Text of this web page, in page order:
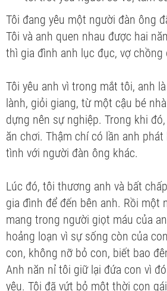
Tôi đang yêu một người đàn ông
Tôi và anh quen nhau được hai
thì gia đình anh lục đục, vợ chồng
Tôi yêu anh vì trong mắt tôi, anh
lành, giỏi giang, từ một cậu bé
dựng nên sự nghiệp. Trong khi
ăn chơi. Thậm chí có lần anh
tình với người đàn ông khác.
Lúc đó, tôi thương anh và bất
gia đình để đến bên anh. Rồi một
mang trong người giọt máu của
hoảng loạn vì sự sống còn của
con, không nỡ bỏ con, biết bao
Anh năn nỉ tôi giữ lại đứa con vì
yêu. Tôi đã vứt bỏ một thời con